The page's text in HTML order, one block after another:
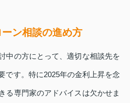
ン相談の進め方
中の方にとって、適切な相談先を
です。特に2025年の金利上昇を念
る専門家のアドバイスは欠かせま